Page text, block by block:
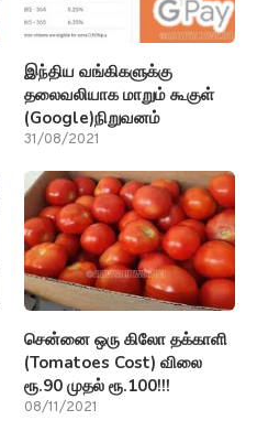
இந்திய வங்கிகளுக்கு
தலைவலியாக மாறும் கூகுள்
(Google)நிறுவனம்
31/08/2021
சென்னை ஒரு கிலோ தக்காளி
(Tomatoes Cost) விலை
ரூ.90 முதல் ரூ.100!!!
08/11/2021